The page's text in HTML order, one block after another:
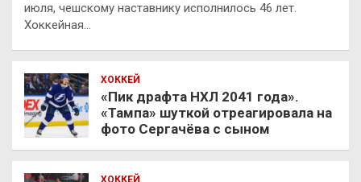
июля, чешскому наставнику исполнилось 46 лет.
Хоккейная…
ХОККЕЙ
«Пик драфта НХЛ 2041 года».
«Тампа» шуткой отреагировала на
фото Сергачёва с сыном